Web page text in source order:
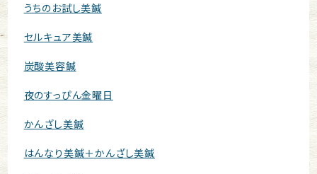
うちのお試し美鍼
セルキュア美鍼
炭酸美容鍼
夜のすっぴん金曜日
かんざし美鍼
はんなり美鍼＋かんざし美鍼